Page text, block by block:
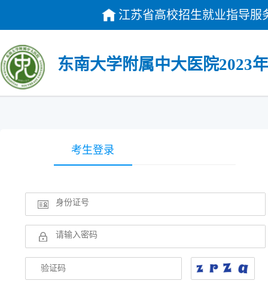
江苏省高校招生就业指导
东南大学附属中大医院2023
考生登录